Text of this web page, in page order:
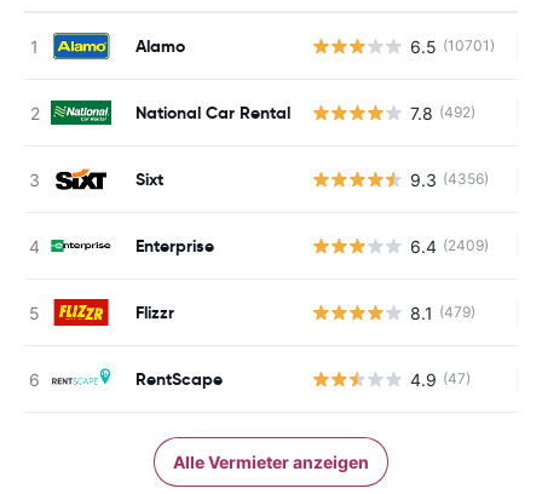
Alamo 6.5 (10701)
National Car Rental 7.8 (492)
Sixt 9.3 (4356)
Enterprise 6.4 (2409)
Flizzr 8.1 (479)
RentScape 4.9 (47)
Alle Vermieter anzeigen